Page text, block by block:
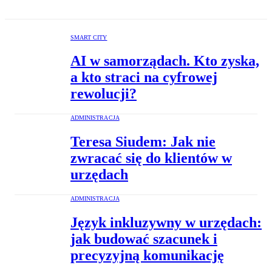
SMART CITY
AI w samorządach. Kto zyska,
a kto straci na cyfrowej
rewolucji?
ADMINISTRACJA
Teresa Siudem: Jak nie
zwracać się do klientów w
urzędach
ADMINISTRACJA
Język inkluzywny w urzędach:
jak budować szacunek i
precyzyjną komunikację